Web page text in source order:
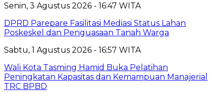
Senin, 3 Agustus 2026 - 16:47 WITA
DPRD Parepare Fasilitasi Mediasi Status Lahan
Poskeskel dan Penguasaan Tanah Warga
Sabtu, 1 Agustus 2026 - 16:57 WITA
Wali Kota Tasming Hamid Buka Pelatihan
Peningkatan Kapasitas dan Kemampuan Manajerial
TRC BPBD